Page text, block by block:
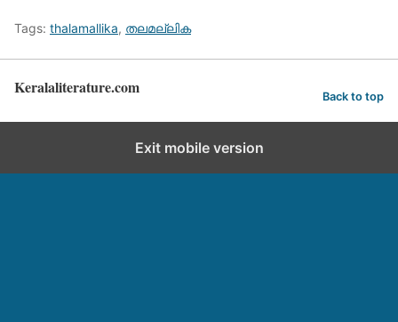
Tags: thalamallika, തലമല്ലിക
Keralaliterature.com Back to top
Exit mobile version